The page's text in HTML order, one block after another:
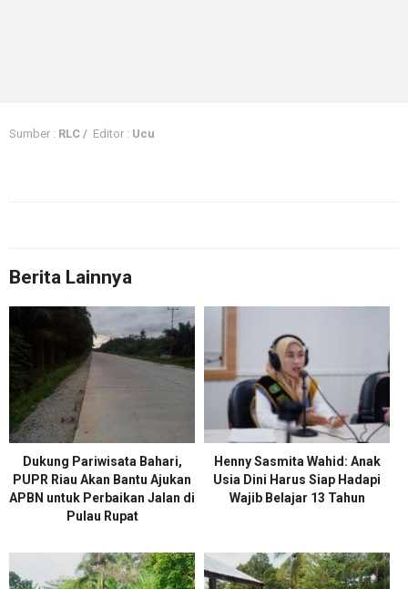
Sumber : RLC / Editor : Ucu
Berita Lainnya
Dukung Pariwisata Bahari,
PUPR Riau Akan Bantu Ajukan
APBN untuk Perbaikan Jalan di
Pulau Rupat
Henny Sasmita Wahid: Anak
Usia Dini Harus Siap Hadapi
Wajib Belajar 13 Tahun